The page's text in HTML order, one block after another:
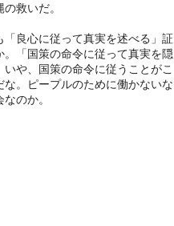
救いだ。
良心に従って真実を述べる」証
「国策の命令に従って真実を隠
や、国策の命令に従うことがこ
。ピープルのために働かないな
のか。